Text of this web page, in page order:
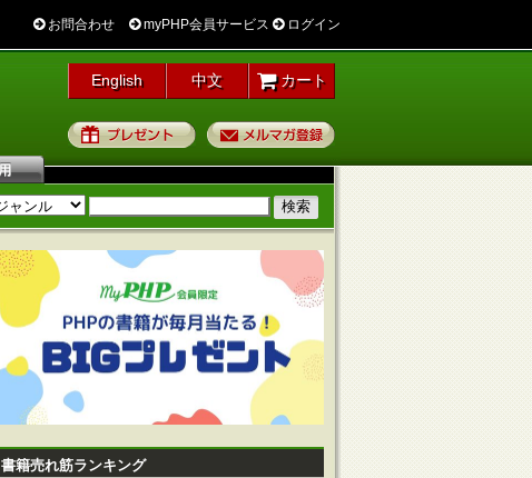
お問合わせ myPHP会員サービス ログイン
English 中文 カート
プレゼント
書籍売れ筋ランキング